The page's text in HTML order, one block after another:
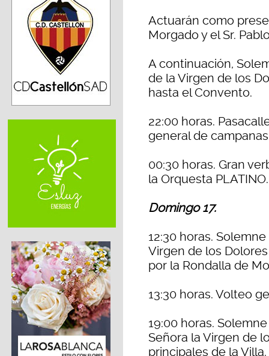
Actuarán como
Morgado y el Sr.
A continuación,
de la Virgen de los
hasta el Convento.
22:00 horas.
general de
00:30 horas. Gran
la Orquesta PLATINO.
Domingo 17.
12:30 horas.
Virgen de los
por la Rondalla de
13:30 horas. Volteo
19:00 horas.
Señora la Virgen de
principales de la Villa.